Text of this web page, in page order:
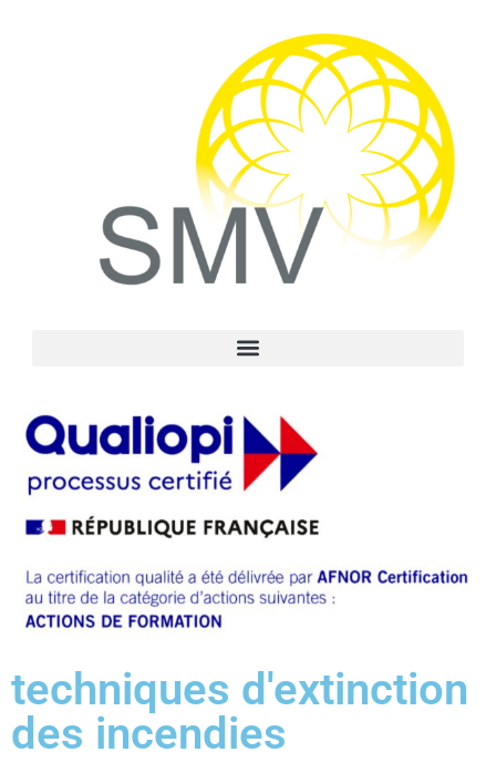
techniques d'extinction
des incendies